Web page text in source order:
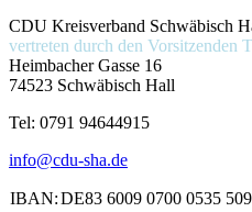
CDU Kreisverband Schwäbisch
vertreten durch den Vorsitzenden
Heimbacher Gasse 16
74523 Schwäbisch Hall
Tel: 0791 94644915
info@cdu-sha.de
IBAN:DE83 6009 0700 0535